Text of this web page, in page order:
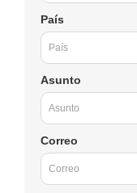
País
Asunto
Correo